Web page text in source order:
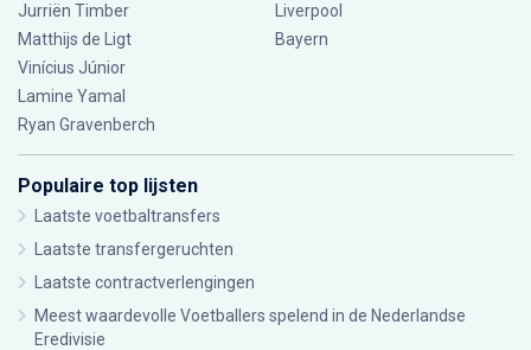
Jurriën Timber
Matthijs de Ligt
Vinícius Júnior
Lamine Yamal
Ryan Gravenberch
Liverpool
Bayern
Populaire top lijsten
Laatste voetbaltransfers
Laatste transfergeruchten
Laatste contractverlengingen
Meest waardevolle Voetballers spelend in de Nederlandse
Eredivisie